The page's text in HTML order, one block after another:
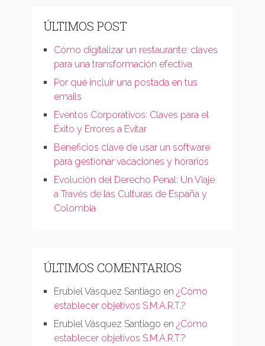
ÚLTIMOS POST
Cómo digitalizar un restaurante: claves
para una transformación efectiva
Por qué incluir una postada en tus
emails
Eventos Corporativos: Claves para el
Éxito y Errores a Evitar
Beneficios clave de usar un software
para gestionar vacaciones y horarios
Evolución del Derecho Penal: Un Viaje
a Través de las Culturas de España y
Colombia
ÚLTIMOS COMENTARIOS
Erubiel Vásquez Santiago en ¿Cómo
establecer objetivos S.M.A.R.T.?
Erubiel Vásquez Santiago en ¿Cómo
establecer objetivos S.M.A.R.T.?